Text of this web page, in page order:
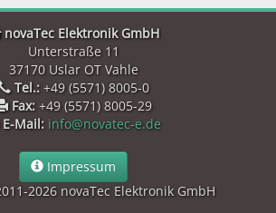
novaTec Elektronik GmbH
Unterstraße 11
37170 Uslar OT Vahle
Tel.:+49 (5571) 8005-0
Fax:+49 (5571) 8005-29
Mail: info@novatec-e.de
Impressum
2026 novaTec Elektronik GmbH